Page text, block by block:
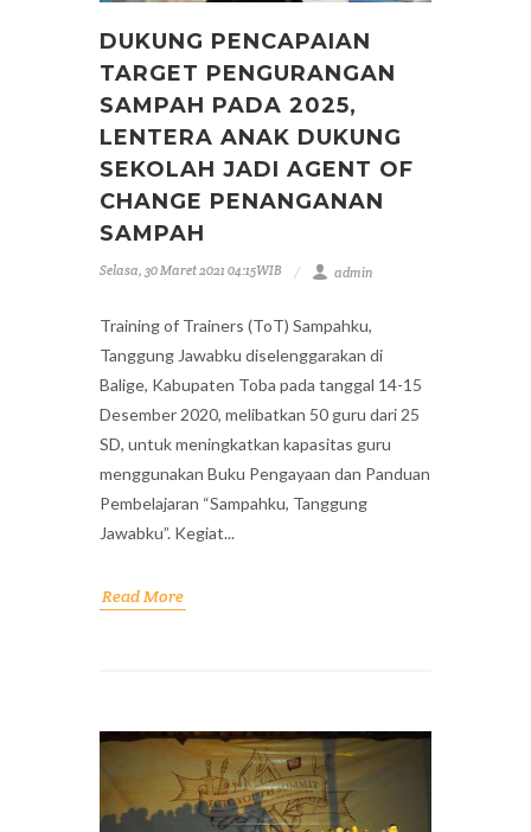
DUKUNG PENCAPAIAN
TARGET PENGURANGAN
SAMPAH PADA 2025,
LENTERA ANAK DUKUNG
SEKOLAH JADI AGENT OF
CHANGE PENANGANAN
SAMPAH
Selasa, 30 Maret 2021 04:15WIB admin
Training of Trainers (ToT) Sampahku,
Tanggung Jawabku diselenggarakan di
Balige, Kabupaten Toba pada tanggal 14-15
Desember 2020, melibatkan 50 guru dari 25
SD, untuk meningkatkan kapasitas guru
menggunakan Buku Pengayaan dan Panduan
Pembelajaran “Sampahku, Tanggung
Jawabku”. Kegiat...
Read More